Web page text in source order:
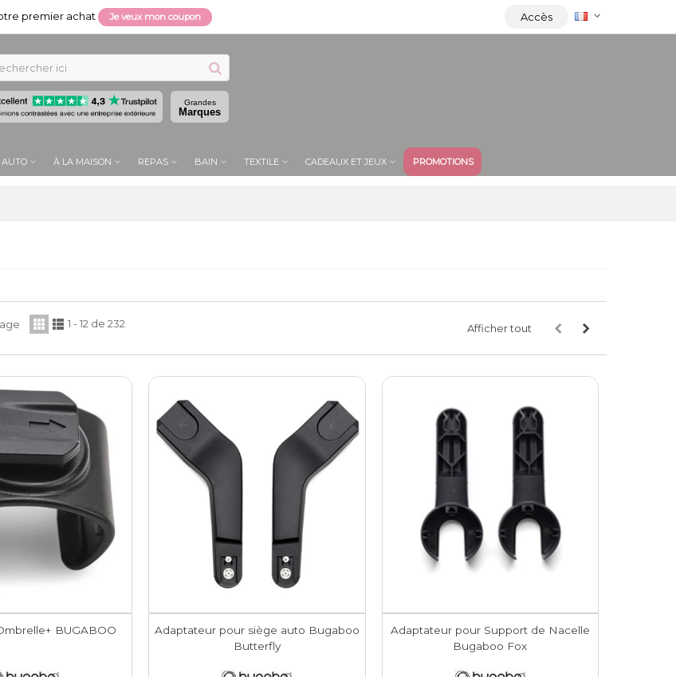
premier achat Je veux mon coupon Accès
Grandes
Marques
AUTO À LA MAISON REPAS BAIN TEXTILE CADEAUX ET JEUX PROMOTIONS
Afficher tout
1 - 12 de 232
BUGABOO
Adaptateur pour siège auto Bugaboo
Butterfly
Adaptateur pour Support de Nacelle
Bugaboo Fox